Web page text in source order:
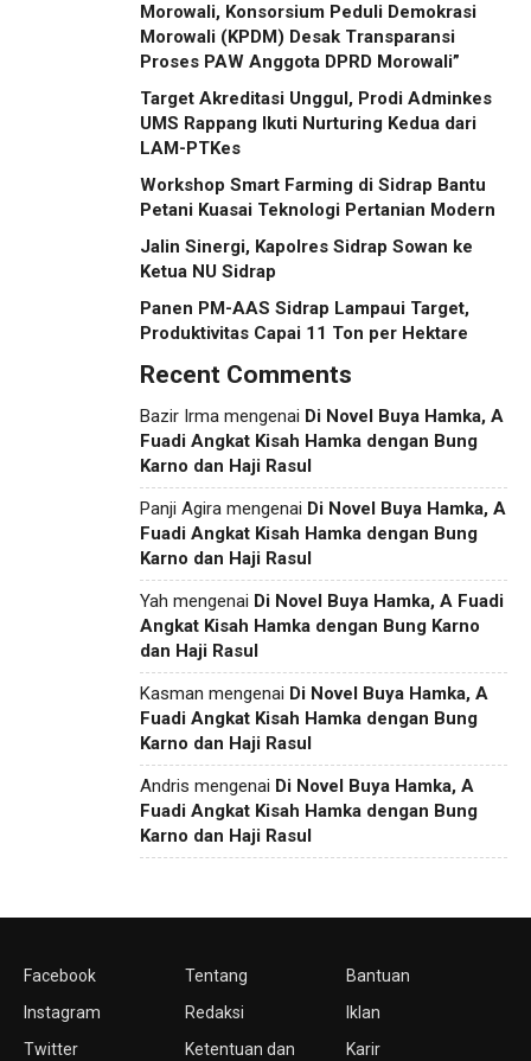
Morowali, Konsorsium Peduli Demokrasi
Morowali (KPDM) Desak Transparansi
Proses PAW Anggota DPRD Morowali”
Target Akreditasi Unggul, Prodi Adminkes
UMS Rappang Ikuti Nurturing Kedua dari
LAM-PTKes
Workshop Smart Farming di Sidrap Bantu
Petani Kuasai Teknologi Pertanian Modern
Jalin Sinergi, Kapolres Sidrap Sowan ke
Ketua NU Sidrap
Panen PM-AAS Sidrap Lampaui Target,
Produktivitas Capai 11 Ton per Hektare
Recent Comments
Bazir Irma mengenai Di Novel Buya Hamka, A
Fuadi Angkat Kisah Hamka dengan Bung
Karno dan Haji Rasul
Panji Agira mengenai Di Novel Buya Hamka, A
Fuadi Angkat Kisah Hamka dengan Bung
Karno dan Haji Rasul
Yah mengenai Di Novel Buya Hamka, A Fuadi
Angkat Kisah Hamka dengan Bung Karno
dan Haji Rasul
Kasman mengenai Di Novel Buya Hamka, A
Fuadi Angkat Kisah Hamka dengan Bung
Karno dan Haji Rasul
Andris mengenai Di Novel Buya Hamka, A
Fuadi Angkat Kisah Hamka dengan Bung
Karno dan Haji Rasul
Facebook
Instagram
Twitter
Tentang
Redaksi
Ketentuan dan
Bantuan
Iklan
Karir